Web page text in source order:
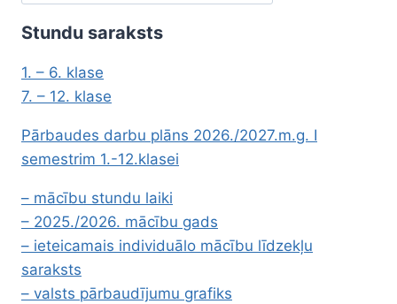
Stundu saraksts
1. – 6. klase
7. – 12. klase
Pārbaudes darbu plāns 2026./2027.m.g. I
semestrim 1.-12.klasei
– mācību stundu laiki
– 2025./2026. mācību gads
– ieteicamais individuālo mācību līdzekļu
saraksts
– valsts pārbaudījumu grafiks